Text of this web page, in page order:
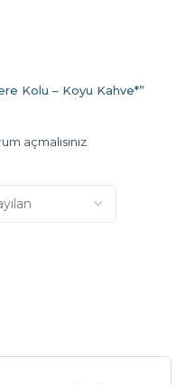
Kolu – Koyu Kahve*”
açmalısınız